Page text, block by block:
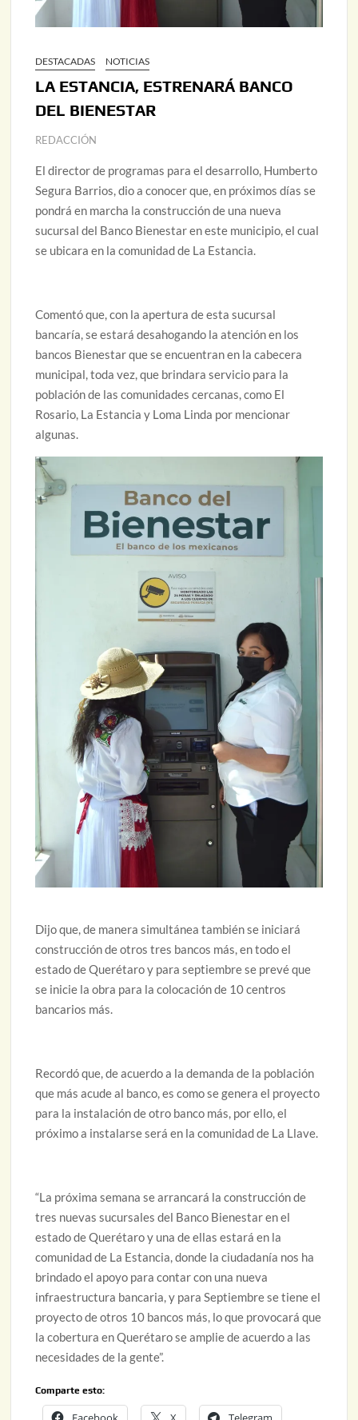
DESTACADAS NOTICIAS
LA ESTANCIA, ESTRENARÁ BANCO
DEL BIENESTAR
REDACCIÓN
El director de programas para el desarrollo, Humberto
Segura Barrios, dio a conocer que, en próximos días se
pondrá en marcha la construcción de una nueva
sucursal del Banco Bienestar en este municipio, el cual
se ubicara en la comunidad de La Estancia.
Comentó que, con la apertura de esta sucursal
bancaría, se estará desahogando la atención en los
bancos Bienestar que se encuentran en la cabecera
municipal, toda vez, que brindara servicio para la
población de las comunidades cercanas, como El
Rosario, La Estancia y Loma Linda por mencionar
algunas.
Dijo que, de manera simultánea también se iniciará
construcción de otros tres bancos más, en todo el
estado de Querétaro y para septiembre se prevé que
se inicie la obra para la colocación de 10 centros
bancarios más.
Recordó que, de acuerdo a la demanda de la población
que más acude al banco, es como se genera el proyecto
para la instalación de otro banco más, por ello, el
próximo a instalarse será en la comunidad de La Llave.
“La próxima semana se arrancará la construcción de
tres nuevas sucursales del Banco Bienestar en el
estado de Querétaro y una de ellas estará en la
comunidad de La Estancia, donde la ciudadanía nos ha
brindado el apoyo para contar con una nueva
infraestructura bancaria, y para Septiembre se tiene el
proyecto de otros 10 bancos más, lo que provocará que
la cobertura en Querétaro se amplie de acuerdo a las
necesidades de la gente”.
Comparte esto: